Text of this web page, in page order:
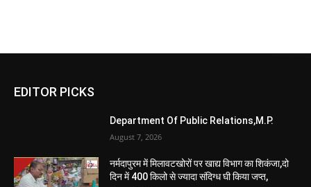
EDITOR PICKS
Department Of Public Relations,M.P.
August 7, 2026
नर्मदापुरम में मिलावटखोरों पर खाद्य विभाग का शिकंजा,दो
दिन में 400 किलो से ज्यादा संदिग्ध घी किया जप्त,